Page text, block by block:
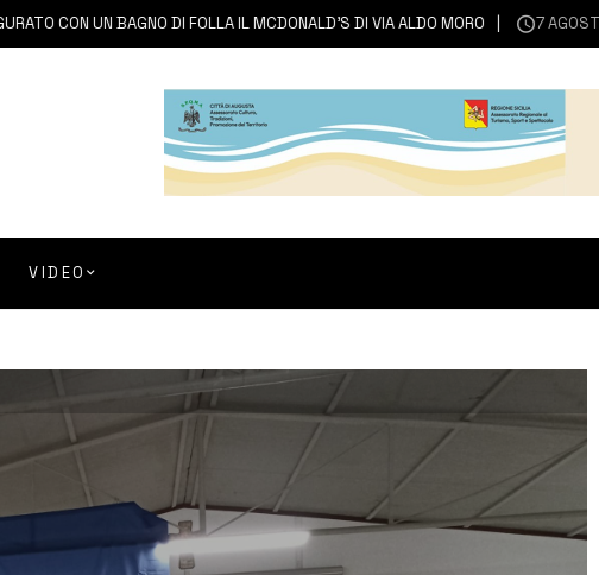
UN BAGNO DI FOLLA IL MCDONALD’S DI VIA ALDO MORO 7 AGOSTO 2026
VIDEO